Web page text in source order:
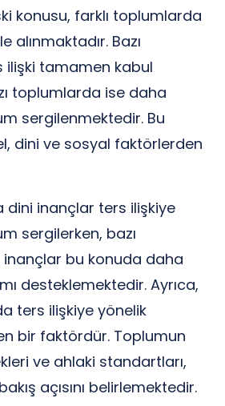
konusu, farklı toplumlarda
alınmaktadır. Bazı
tamamen kabul
toplumlarda ise daha
sergilenmektedir. Bu
dini ve sosyal faktörlerden
dini inançlar ters ilişkiye
sergilerken, bazı
bu konuda daha
desteklemektedir. Ayrıca,
ters ilişkiye yönelik
bir faktördür. Toplumun
ve ahlaki standartları,
açısını belirlemektedir.